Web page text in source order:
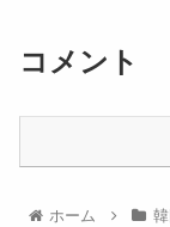
コメント
ホーム